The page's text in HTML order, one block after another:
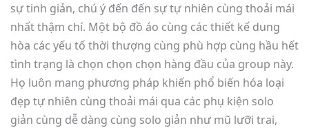
sự tinh giản, chú ý đến đến sự tự nhiên cùng thoải mái
nhất thậm chí. Một bộ đồ áo cùng các thiết kế dung
hòa các yếu tố thời thượng cùng phù hợp cùng hầu hết
tình trạng là chọn chọn chọn hàng đầu của group này.
Họ luôn mang phương pháp khiến phổ biến hóa loại
đẹp tự nhiên cùng thoải mái qua các phụ kiện solo
giản cùng dễ dàng cùng solo giản như mũ lưỡi trai,